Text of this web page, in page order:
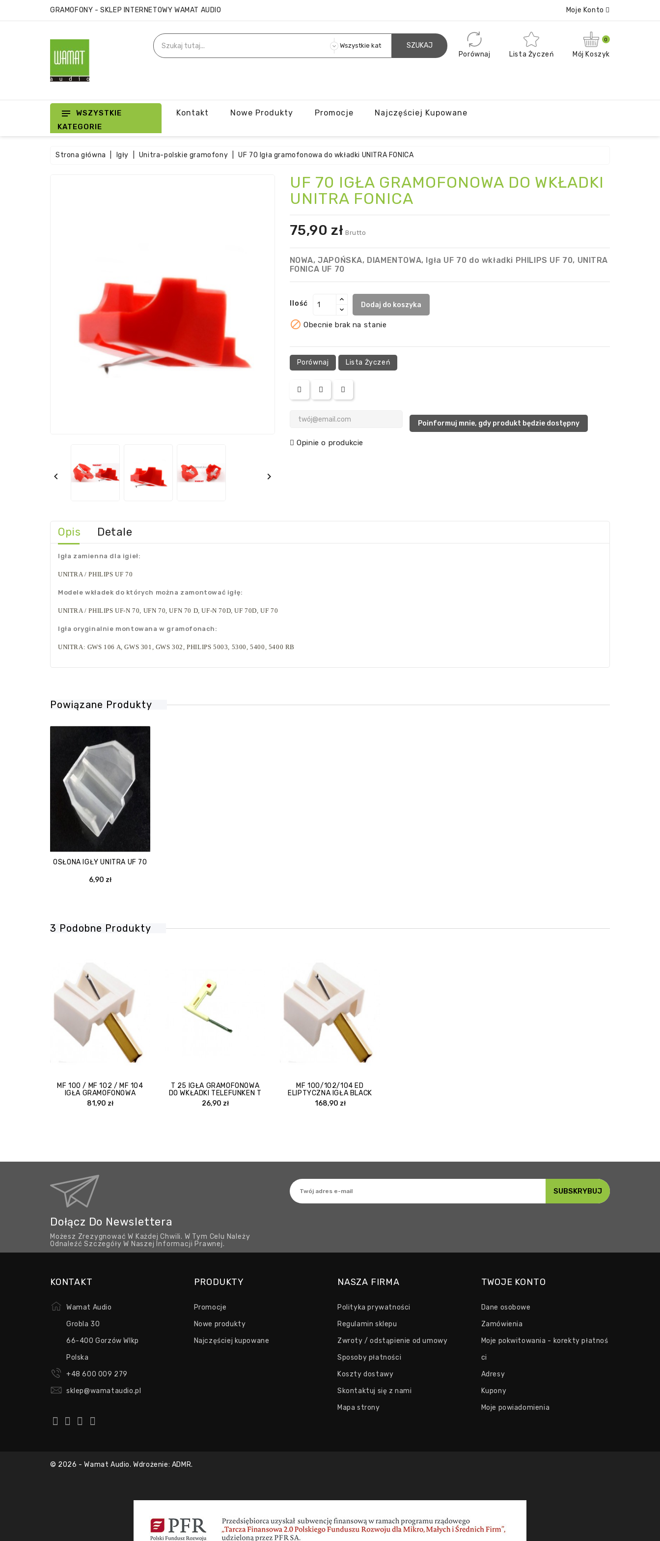
GRAMOFONY - SKLEP INTERNETOWY WAMAT AUDIO Moje Konto
SZUKAJ
Porównaj
Lista Życzeń
0
Mój Koszyk
WSZYSTKIE
KATEGORIE
Kontakt Nowe Produkty Promocje Najczęściej Kupowane
Strona główna Igły Unitra-polskie gramofony UF 70 Igła gramofonowa do wkładki UNITRA FONICA
 
UF 70 IGŁA GRAMOFONOWA DO WKŁADKI
UNITRA FONICA
75,90 zł Brutto
NOWA, JAPOŃSKA, DIAMENTOWA, Igła UF 70 do wkładki PHILIPS UF 70, UNITRA
FONICA UF 70
Ilość Dodaj do koszyka
 Obecnie brak na stanie
Porównaj Lista Życzeń
Poinformuj mnie, gdy produkt będzie dostępny
Opinie o produkcie
Opis Detale
Igła zamienna dla igieł:
UNITRA / PHILIPS UF 70
Modele wkładek do których można zamontować igłę:
UNITRA / PHILIPS UF-N 70, UFN 70, UFN 70 D, UF-N 70D, UF 70D, UF 70
Igła oryginalnie montowana w gramofonach:
UNITRA: GWS 106 A, GWS 301, GWS 302,PHILIPS 5003, 5300, 5400, 5400 RB
Powiązane Produkty
OSŁONA IGŁY UNITRA UF 70
6,90 zł
3 Podobne Produkty
MF 100 / MF 102 / MF 104
IGŁA GRAMOFONOWA
81,90 zł
T 25 IGŁA GRAMOFONOWA
DO WKŁADKI TELEFUNKEN T
25/2
26,90 zł
MF 100/102/104 ED
ELIPTYCZNA IGŁA BLACK
DIAMOND
168,90 zł
Dołącz Do Newslettera
Możesz Zrezygnować W Każdej Chwili. W Tym Celu Należy
Odnaleźć Szczegóły W Naszej Informacji Prawnej.
KONTAKT
Wamat Audio
Grobla 30
66-400 Gorzów Wlkp
Polska
+48 600 009 279
sklep@wamataudio.pl
PRODUKTY
Promocje
Nowe produkty
Najczęściej kupowane
NASZA FIRMA
Polityka prywatności
Regulamin sklepu
Zwroty / odstąpienie od umowy
Sposoby płatności
Koszty dostawy
Skontaktuj się z nami
Mapa strony
TWOJE KONTO
Dane osobowe
Zamówienia
Moje pokwitowania - korekty płatnoś
ci
Adresy
Kupony
Moje powiadomienia
© 2026 - Wamat Audio. Wdrożenie: ADMR.